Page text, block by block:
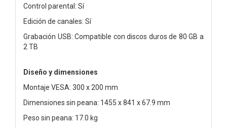
Control parental: Sí
Edición de canales: Sí
Grabación USB: Compatible con discos duros de 80 GB a
2 TB
Diseño y dimensiones
Montaje VESA: 300 x 200 mm
Dimensiones sin peana: 1455 x 841 x 67.9 mm
Peso sin peana: 17.0 kg